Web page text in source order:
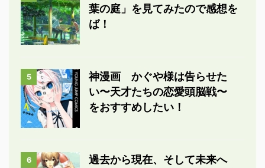
葉の庭」を見てみたので感想を
ば！
5
神漫画 かぐや様は告らせた
い〜天才たちの恋愛頭脳戦〜
をおすすめしたい！
6
過去から現在、そして未来へ